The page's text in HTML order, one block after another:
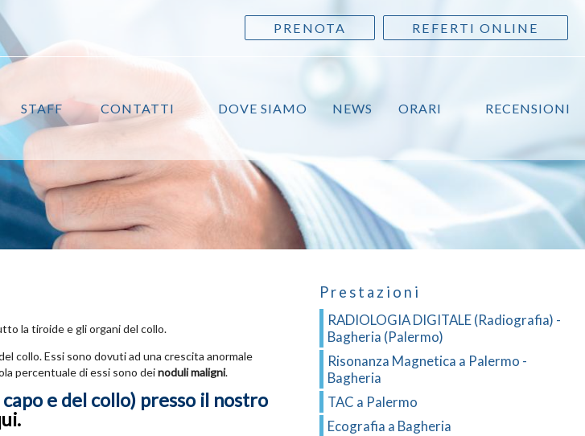
REFERTI ONLINE
PRENOTA
STAFF CONTATTI DOVE SIAMO NEWS ORARI RECENSIONI
la tiroide e gli organi del collo.
collo. Essi sono dovuti ad una crescita anormale
percentuale di essi sono deinoduli maligni.
e del collo) presso il nostro
Prestazioni
RADIOLOGIA DIGITALE (Radiografia) -
Bagheria (Palermo)
Risonanza Magnetica a Palermo -
Bagheria
TAC a Palermo
Ecografia a Bagheria